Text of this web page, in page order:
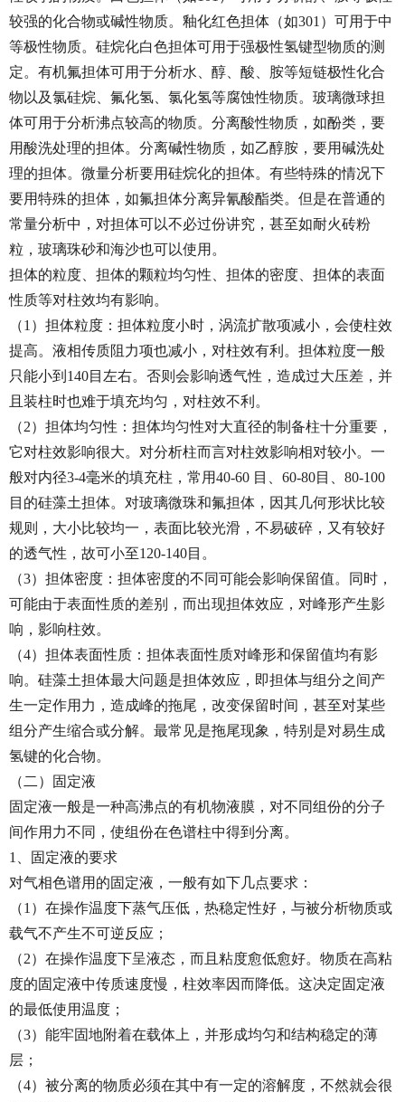
较强的化合物或碱性物质。釉化红色担体（如301）可用于中
等极性物质。硅烷化白色担体可用于强极性氢键型物质的测
定。有机氟担体可用于分析水、醇、酸、胺等短链极性化合
物以及氯硅烷、氟化氢、氯化氢等腐蚀性物质。玻璃微球担
体可用于分析沸点较高的物质。分离酸性物质，如酚类，要
用酸洗处理的担体。分离碱性物质，如乙醇胺，要用碱洗处
理的担体。微量分析要用硅烷化的担体。有些特殊的情况下
要用特殊的担体，如氟担体分离异氰酸酯类。但是在普通的
常量分析中，对担体可以不必过份讲究，甚至如耐火砖粉
粒，玻璃珠砂和海沙也可以使用。
担体的粒度、担体的颗粒均匀性、担体的密度、担体的表面
性质等对柱效均有影响。
（1）担体粒度：担体粒度小时，涡流扩散项减小，会使柱效
提高。液相传质阻力项也减小，对柱效有利。担体粒度一般
只能小到140目左右。否则会影响透气性，造成过大压差，并
且装柱时也难于填充均匀，对柱效不利。
（2）担体均匀性：担体均匀性对大直径的制备柱十分重要，
它对柱效影响很大。对分析柱而言对柱效影响相对较小。一
般对内径3-4毫米的填充柱，常用40-60 目、60-80目、80-100
目的硅藻土担体。对玻璃微珠和氟担体，因其几何形状比较
规则，大小比较均一，表面比较光滑，不易破碎，又有较好
的透气性，故可小至120-140目。
（3）担体密度：担体密度的不同可能会影响保留值。同时，
可能由于表面性质的差别，而出现担体效应，对峰形产生影
响，影响柱效。
（4）担体表面性质：担体表面性质对峰形和保留值均有影
响。硅藻土担体最大问题是担体效应，即担体与组分之间产
生一定作用力，造成峰的拖尾，改变保留时间，甚至对某些
组分产生缩合或分解。最常见是拖尾现象，特别是对易生成
氢键的化合物。
（二）固定液
固定液一般是一种高沸点的有机物液膜，对不同组份的分子
间作用力不同，使组份在色谱柱中得到分离。
1、固定液的要求
对气相色谱用的固定液，一般有如下几点要求：
（1）在操作温度下蒸气压低，热稳定性好，与被分析物质或
载气不产生不可逆反应；
（2）在操作温度下呈液态，而且粘度愈低愈好。物质在高粘
度的固定液中传质速度慢，柱效率因而降低。这决定固定液
的最低使用温度；
（3）能牢固地附着在载体上，并形成均匀和结构稳定的薄
层；
（4）被分离的物质必须在其中有一定的溶解度，不然就会很